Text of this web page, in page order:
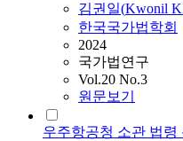
김권일(Kwonil
한국국가법학회
2024
국가법연구
Vol.20 No.3
원문보기
우주항공청 소관 법령